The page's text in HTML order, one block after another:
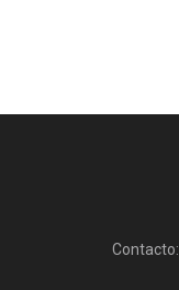
Contacto: